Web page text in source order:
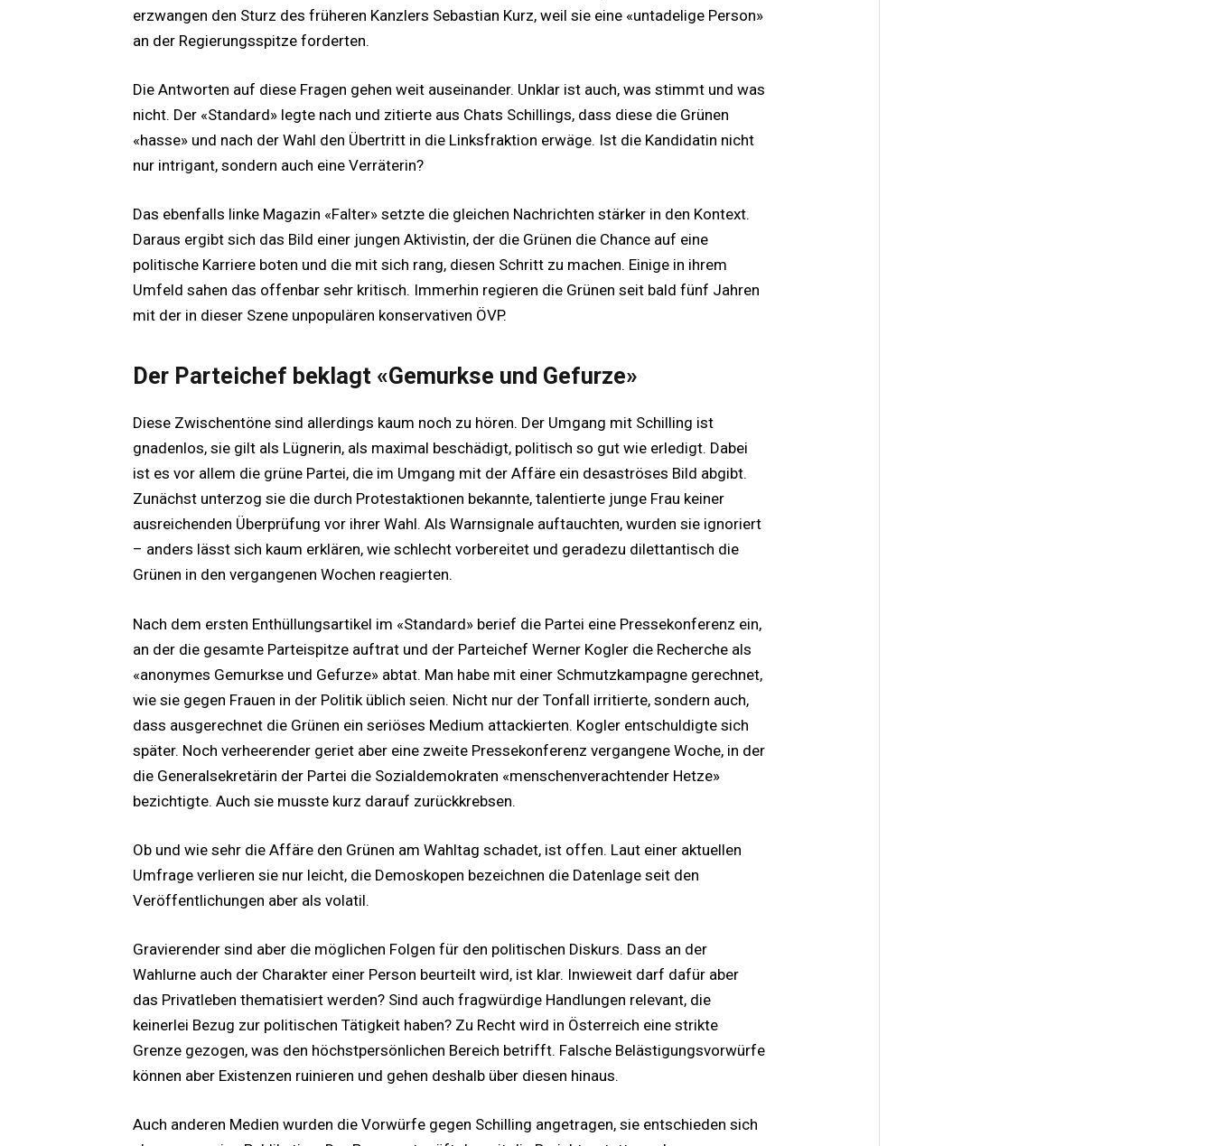
erzwangen den Sturz des früheren Kanzlers Sebastian Kurz, weil sie eine «untadelige Person»
an der Regierungsspitze forderten.
Die Antworten auf diese Fragen gehen weit auseinander. Unklar ist auch, was stimmt und was
nicht. Der «Standard» legte nach und zitierte aus Chats Schillings, dass diese die Grünen
«hasse» und nach der Wahl den Übertritt in die Linksfraktion erwäge. Ist die Kandidatin nicht
nur intrigant, sondern auch eine Verräterin?
Das ebenfalls linke Magazin «Falter» setzte die gleichen Nachrichten stärker in den Kontext.
Daraus ergibt sich das Bild einer jungen Aktivistin, der die Grünen die Chance auf eine
politische Karriere boten und die mit sich rang, diesen Schritt zu machen. Einige in ihrem
Umfeld sahen das offenbar sehr kritisch. Immerhin regieren die Grünen seit bald fünf Jahren
mit der in dieser Szene unpopulären konservativen ÖVP.
Der Parteichef beklagt «Gemurkse und Gefurze»
Diese Zwischentöne sind allerdings kaum noch zu hören. Der Umgang mit Schilling ist
gnadenlos, sie gilt als Lügnerin, als maximal beschädigt, politisch so gut wie erledigt. Dabei
ist es vor allem die grüne Partei, die im Umgang mit der Affäre ein desaströses Bild abgibt.
Zunächst unterzog sie die durch Protestaktionen bekannte, talentierte junge Frau keiner
ausreichenden Überprüfung vor ihrer Wahl. Als Warnsignale auftauchten, wurden sie ignoriert
– anders lässt sich kaum erklären, wie schlecht vorbereitet und geradezu dilettantisch die
Grünen in den vergangenen Wochen reagierten.
Nach dem ersten Enthüllungsartikel im «Standard» berief die Partei eine Pressekonferenz ein,
an der die gesamte Parteispitze auftrat und der Parteichef Werner Kogler die Recherche als
«anonymes Gemurkse und Gefurze» abtat. Man habe mit einer Schmutzkampagne gerechnet,
wie sie gegen Frauen in der Politik üblich seien. Nicht nur der Tonfall irritierte, sondern auch,
dass ausgerechnet die Grünen ein seriöses Medium attackierten. Kogler entschuldigte sich
später. Noch verheerender geriet aber eine zweite Pressekonferenz vergangene Woche, in der
die Generalsekretärin der Partei die Sozialdemokraten «menschenverachtender Hetze»
bezichtigte. Auch sie musste kurz darauf zurückkrebsen.
Ob und wie sehr die Affäre den Grünen am Wahltag schadet, ist offen. Laut einer aktuellen
Umfrage verlieren sie nur leicht, die Demoskopen bezeichnen die Datenlage seit den
Veröffentlichungen aber als volatil.
Gravierender sind aber die möglichen Folgen für den politischen Diskurs. Dass an der
Wahlurne auch der Charakter einer Person beurteilt wird, ist klar. Inwieweit darf dafür aber
das Privatleben thematisiert werden? Sind auch fragwürdige Handlungen relevant, die
keinerlei Bezug zur politischen Tätigkeit haben? Zu Recht wird in Österreich eine strikte
Grenze gezogen, was den höchstpersönlichen Bereich betrifft. Falsche Belästigungsvorwürfe
können aber Existenzen ruinieren und gehen deshalb über diesen hinaus.
Auch anderen Medien wurden die Vorwürfe gegen Schilling angetragen, sie entschieden sich